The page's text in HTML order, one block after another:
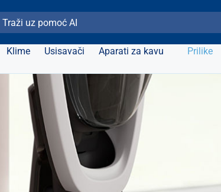
Pretraži Elipso
Klime Usisavači Aparati za kavu Prilike